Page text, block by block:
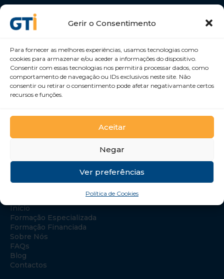
Gerir o Consentimento
Para fornecer as melhores experiências, usamos tecnologias como
cookies para armazenar e/ou aceder a informações do dispositivo.
Consentir com essas tecnologias nos permitirá processar dados, como
comportamento de navegação ou IDs exclusivos neste site. Não
consentir ou retirar o consentimento pode afetar negativamante certos
recursos e funções.
Aceitar
Negar
Ver preferências
Política de Cookies
Desenvolvemos Pessoas e Organizações
GTI Portugal – Formação Profissional, S.A.
Início
Formação Especializada
Formação Financiada
Sobre Nós
FAQs
Blog
Contactos